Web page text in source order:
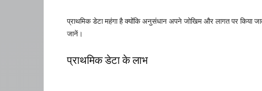
प्राथमिक डेटा महंगा है क्योंकि अनुसंधान अपने जोखिम और लागत पर
जानें।
प्राथमिक डेटा के लाभ